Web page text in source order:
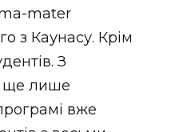
mater
з Каунасу. Крім
З
ще лише
вже